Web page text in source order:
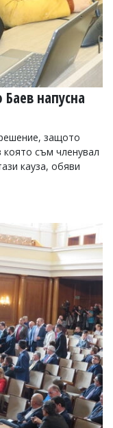
напусна
защото
която съм членувал
кауза, обяви